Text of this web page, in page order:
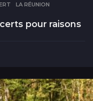
,LA RÉUNION
pour raisons